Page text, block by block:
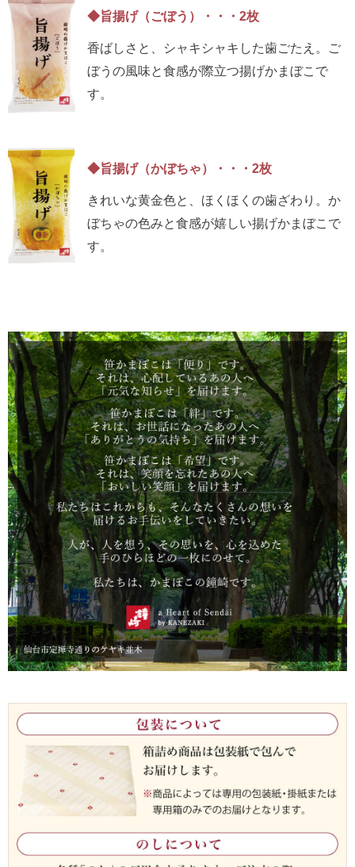
◆旨揚げ（ごぼう）・・・2枚
香ばしさと、シャキシャキした歯ごたえ。ご
ぼうの風味と食感が際立つ揚げかまぼこで
す。
◆旨揚げ（かぼちゃ）・・・2枚
きれいな黄金色と、ほくほくの歯ざわり。か
ぼちゃの色みと食感が嬉しい揚げかまぼこで
す。